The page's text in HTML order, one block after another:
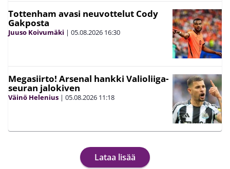
Tottenham avasi neuvottelut Cody
Gakposta
Juuso Koivumäki | 05.08.2026 16:30
Megasiirto! Arsenal hankki Valioliiga-
seuran jalokiven
Väinö Helenius | 05.08.2026 11:18
Lataa lisää